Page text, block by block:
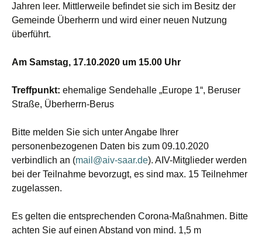
Jahren leer. Mittlerweile befindet sie sich im Besitz der
Gemeinde Überherrn und wird einer neuen Nutzung
überführt.
Am Samstag, 17.10.2020 um 15.00 Uhr
Treffpunkt: ehemalige Sendehalle „Europe 1“, Beruser
Straße, Überherrn-Berus
Bitte melden Sie sich unter Angabe Ihrer
personenbezogenen Daten bis zum 09.10.2020
verbindlich an (mail@aiv-saar.de). AIV-Mitglieder werden
bei der Teilnahme bevorzugt, es sind max. 15 Teilnehmer
zugelassen.
Es gelten die entsprechenden Corona-Maßnahmen. Bitte
achten Sie auf einen Abstand von mind. 1,5 m